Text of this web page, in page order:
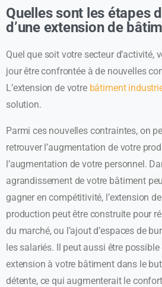
Quelles sont les étapes
d’une extension de
Quel que soit votre secteur d’activité,
jour être confrontée à de nouvelles
L’extension de votre bâtiment
solution.
Parmi ces nouvelles contraintes, on
retrouver l’augmentation de votre
l’augmentation de votre personnel.
agrandissement de votre bâtiment
gagner en compétitivité, l’extension
production peut être construite pour
du marché, ou l’ajout d’espaces de
les salariés. Il peut aussi être
extension à votre bâtiment dans le
détente, ce qui augmenterait le